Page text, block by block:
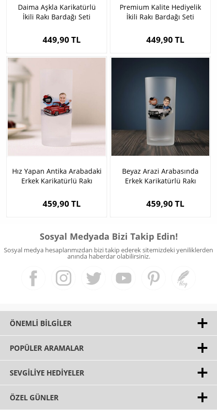
Daima Aşkla Karikatürlü
İkili Rakı Bardağı Seti
449,90 TL
Premium Kalite Hediyelik
İkili Rakı Bardağı Seti
449,90 TL
Hız Yapan Antika Arabadaki
Erkek Karikatürlü Rakı
459,90 TL
Beyaz Arazi Arabasında
Erkek Karikatürlü Rakı
459,90 TL
Sosyal Medyada Bizi Takip Edin!
Sosyal medya hesaplarımızdan bizi takip ederek sitemizdeki yeniliklerden
anında haberdar olabilirsiniz.
ÖNEMLI BILGILER
POPÜLER ARAMALAR
SEVGILIYE HEDIYELER
ÖZEL GÜNLER